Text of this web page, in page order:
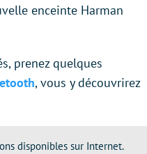
enceinte Harman
prenez quelques
, vous y découvrirez
disponibles sur Internet.